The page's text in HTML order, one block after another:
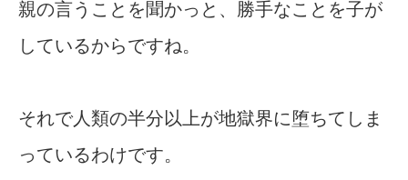
親の言うことを聞かっと、勝手なことを子が
しているからですね。
それで人類の半分以上が地獄界に堕ちてしま
っているわけです。